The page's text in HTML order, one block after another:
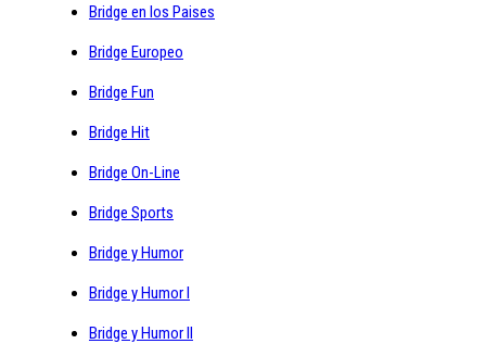
Bridge en los Paises
Bridge Europeo
Bridge Fun
Bridge Hit
Bridge On-Line
Bridge Sports
Bridge y Humor
Bridge y Humor I
Bridge y Humor II